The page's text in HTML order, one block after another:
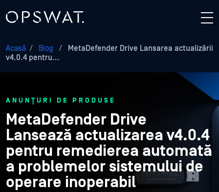
Acasă / Blog /
MetaDefender Drive Lansarea actualizării
v4.0.4 pentru...
ANUNȚURI DE PRODUSE
MetaDefender Drive
Lansează actualizarea v4.0.4
pentru remedierea automată
a problemelor sistemului de
operare inoperabil